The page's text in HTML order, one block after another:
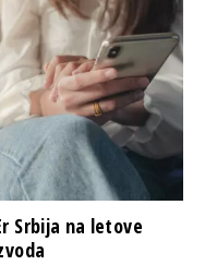
Srbija na letove